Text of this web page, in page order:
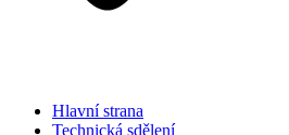
Hlavní strana
Technická sdělení